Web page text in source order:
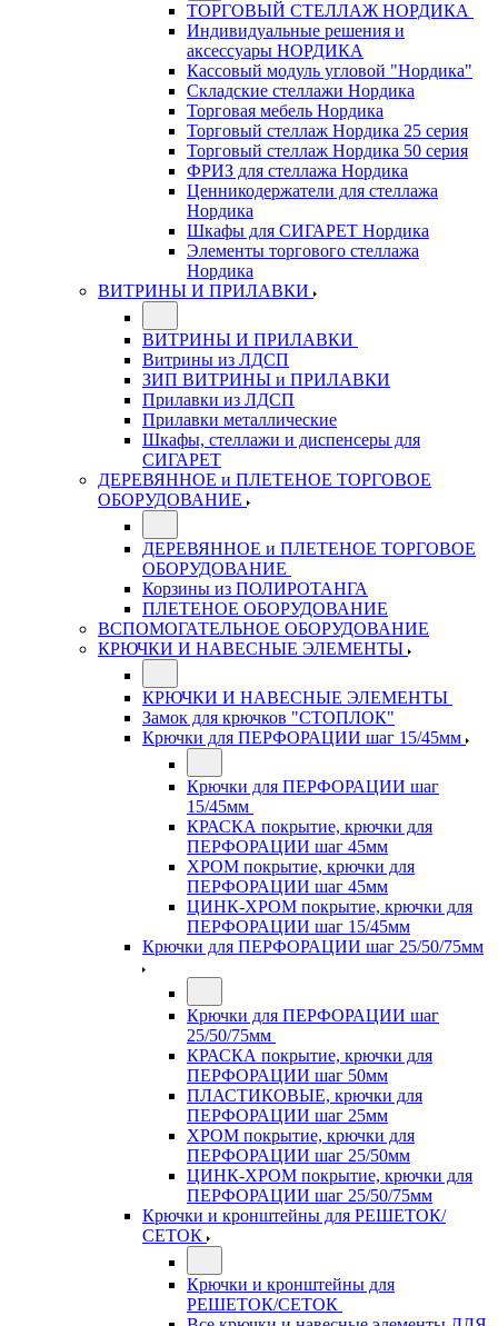
ТОРГОВЫЙ СТЕЛЛАЖ НОРДИКА
Индивидуальные решения и
аксессуары НОРДИКА
Кассовый модуль угловой "Нордика"
Складские стеллажи Нордика
Торговая мебель Нордика
Торговый стеллаж Нордика 25 серия
Торговый стеллаж Нордика 50 серия
ФРИЗ для стеллажа Нордика
Ценникодержатели для стеллажа
Нордика
Шкафы для СИГАРЕТ Нордика
Элементы торгового стеллажа
Нордика
ВИТРИНЫ И ПРИЛАВКИ
ВИТРИНЫ И ПРИЛАВКИ
Витрины из ЛДСП
ЗИП ВИТРИНЫ и ПРИЛАВКИ
Прилавки из ЛДСП
Прилавки металлические
Шкафы, стеллажи и диспенсеры для
СИГАРЕТ
ДЕРЕВЯННОЕ и ПЛЕТЕНОЕ ТОРГОВОЕ
ОБОРУДОВАНИЕ
ДЕРЕВЯННОЕ и ПЛЕТЕНОЕ ТОРГОВОЕ
ОБОРУДОВАНИЕ
Корзины из ПОЛИРОТАНГА
ПЛЕТЕНОЕ ОБОРУДОВАНИЕ
ВСПОМОГАТЕЛЬНОЕ ОБОРУДОВАНИЕ
КРЮЧКИ И НАВЕСНЫЕ ЭЛЕМЕНТЫ
КРЮЧКИ И НАВЕСНЫЕ ЭЛЕМЕНТЫ
Замок для крючков "СТОПЛОК"
Крючки для ПЕРФОРАЦИИ шаг 15/45мм
Крючки для ПЕРФОРАЦИИ шаг
15/45мм
КРАСКА покрытие, крючки для
ПЕРФОРАЦИИ шаг 45мм
ХРОМ покрытие, крючки для
ПЕРФОРАЦИИ шаг 45мм
ЦИНК-ХРОМ покрытие, крючки для
ПЕРФОРАЦИИ шаг 15/45мм
Крючки для ПЕРФОРАЦИИ шаг 25/50/75мм
Крючки для ПЕРФОРАЦИИ шаг
25/50/75мм
КРАСКА покрытие, крючки для
ПЕРФОРАЦИИ шаг 50мм
ПЛАСТИКОВЫЕ, крючки для
ПЕРФОРАЦИИ шаг 25мм
ХРОМ покрытие, крючки для
ПЕРФОРАЦИИ шаг 25/50мм
ЦИНК-ХРОМ покрытие, крючки для
ПЕРФОРАЦИИ шаг 25/50/75мм
Крючки и кронштейны для РЕШЕТОК/
СЕТОК
Крючки и кронштейны для
РЕШЕТОК/СЕТОК